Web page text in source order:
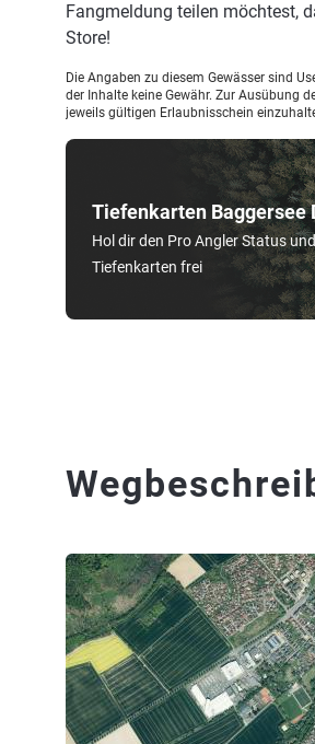
Tiefenkarten Baggersee
Hol dir den Pro Angler Status
Tiefenkarten frei
Fangmeldung teilen möchtest,
Store!
Die Angaben zu diesem Gewässer sind
der Inhalte keine Gewähr. Zur Ausübung
jeweils gültigen Erlaubnisschein